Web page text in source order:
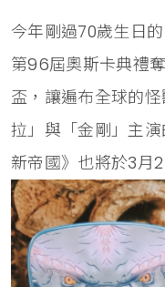
今年剛過70歲生日
第96屆奧斯卡典禮
盃，讓遍布全球的
拉」與「金剛」主
新帝國》也將於3月